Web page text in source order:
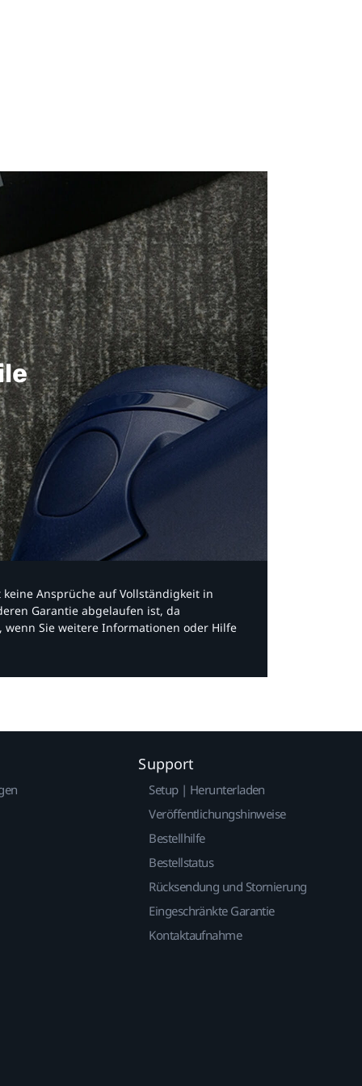
Ansprüche auf Vollständigkeit in
Garantie abgelaufen ist, da
, wenn Sie weitere Informationen oder Hilfe
Support
Setup | Herunterladen
Veröffentlichungshinweise
Bestellhilfe
Bestellstatus
Rücksendung und Stornierung
Eingeschränkte Garantie
Kontaktaufnahme